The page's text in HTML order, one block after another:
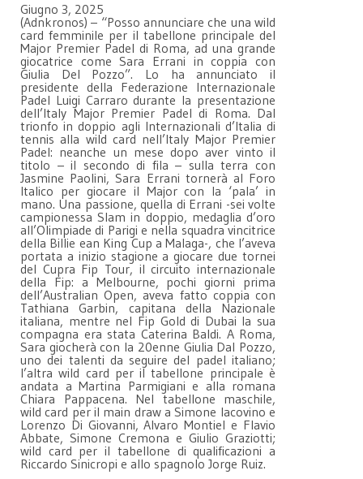
Giugno 3, 2025
(Adnkronos) – “Posso annunciare che una wild
card femminile per il tabellone principale del
Major Premier Padel di Roma, ad una grande
giocatrice come Sara Errani in coppia con
Giulia Del Pozzo”. Lo ha annunciato il
presidente della Federazione Internazionale
Padel Luigi Carraro durante la presentazione
dell’Italy Major Premier Padel di Roma. Dal
trionfo in doppio agli Internazionali d’Italia di
tennis alla wild card nell’Italy Major Premier
Padel: neanche un mese dopo aver vinto il
titolo – il secondo di fila – sulla terra con
Jasmine Paolini, Sara Errani tornerà al Foro
Italico per giocare il Major con la ‘pala’ in
mano. Una passione, quella di Errani -sei volte
campionessa Slam in doppio, medaglia d’oro
all’Olimpiade di Parigi e nella squadra vincitrice
della Billie ean King Cup a Malaga-, che l’aveva
portata a inizio stagione a giocare due tornei
del Cupra Fip Tour, il circuito internazionale
della Fip: a Melbourne, pochi giorni prima
dell’Australian Open, aveva fatto coppia con
Tathiana Garbin, capitana della Nazionale
italiana, mentre nel Fip Gold di Dubai la sua
compagna era stata Caterina Baldi. A Roma,
Sara giocherà con la 20enne Giulia Dal Pozzo,
uno dei talenti da seguire del padel italiano;
l’altra wild card per il tabellone principale è
andata a Martina Parmigiani e alla romana
Chiara Pappacena. Nel tabellone maschile,
wild card per il main draw a Simone Iacovino e
Lorenzo Di Giovanni, Alvaro Montiel e Flavio
Abbate, Simone Cremona e Giulio Graziotti;
wild card per il tabellone di qualificazioni a
Riccardo Sinicropi e allo spagnolo Jorge Ruiz.